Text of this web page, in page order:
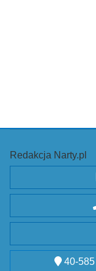
Redakcja Narty.pl
40-585